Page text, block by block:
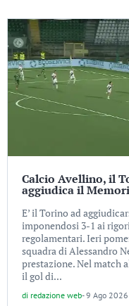
Calcio Avellino, il
aggiudica il
E’ il Torino ad
imponendosi 3-1 ai
regolamentari. Ieri
squadra di Alessandro
prestazione. Nel match
il gol di...
di redazione web-9 Ago 2026